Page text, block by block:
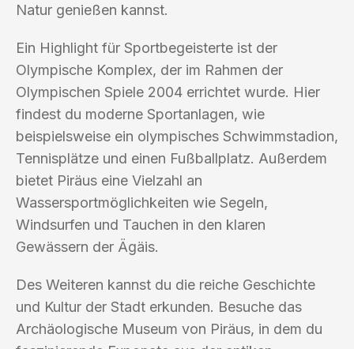
Natur genießen kannst.
Ein Highlight für Sportbegeisterte ist der
Olympische Komplex, der im Rahmen der
Olympischen Spiele 2004 errichtet wurde. Hier
findest du moderne Sportanlagen, wie
beispielsweise ein olympisches Schwimmstadion,
Tennisplätze und einen Fußballplatz. Außerdem
bietet Piräus eine Vielzahl an
Wassersportmöglichkeiten wie Segeln,
Windsurfen und Tauchen in den klaren
Gewässern der Ägäis.
Des Weiteren kannst du die reiche Geschichte
und Kultur der Stadt erkunden. Besuche das
Archäologische Museum von Piräus, in dem du